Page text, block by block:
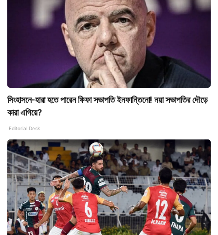
সিংহাসনে-হারা হতে পারেন ফিফা সভাপতি ইনফান্তিনো! নয়া সভাপতির দৌড়ে
কারা এগিয়ে?
Editorial Desk